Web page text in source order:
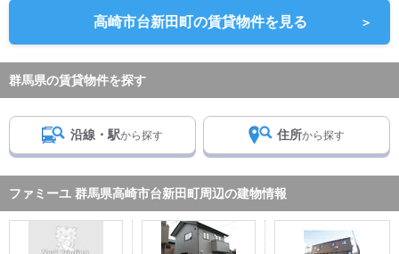
高崎市台新田町の賃貸物件を見る ＞
群馬県の賃貸物件を探す
沿線・駅から探す 住所から探す
ファミーユ 群馬県高崎市台新田町周辺の建物情報